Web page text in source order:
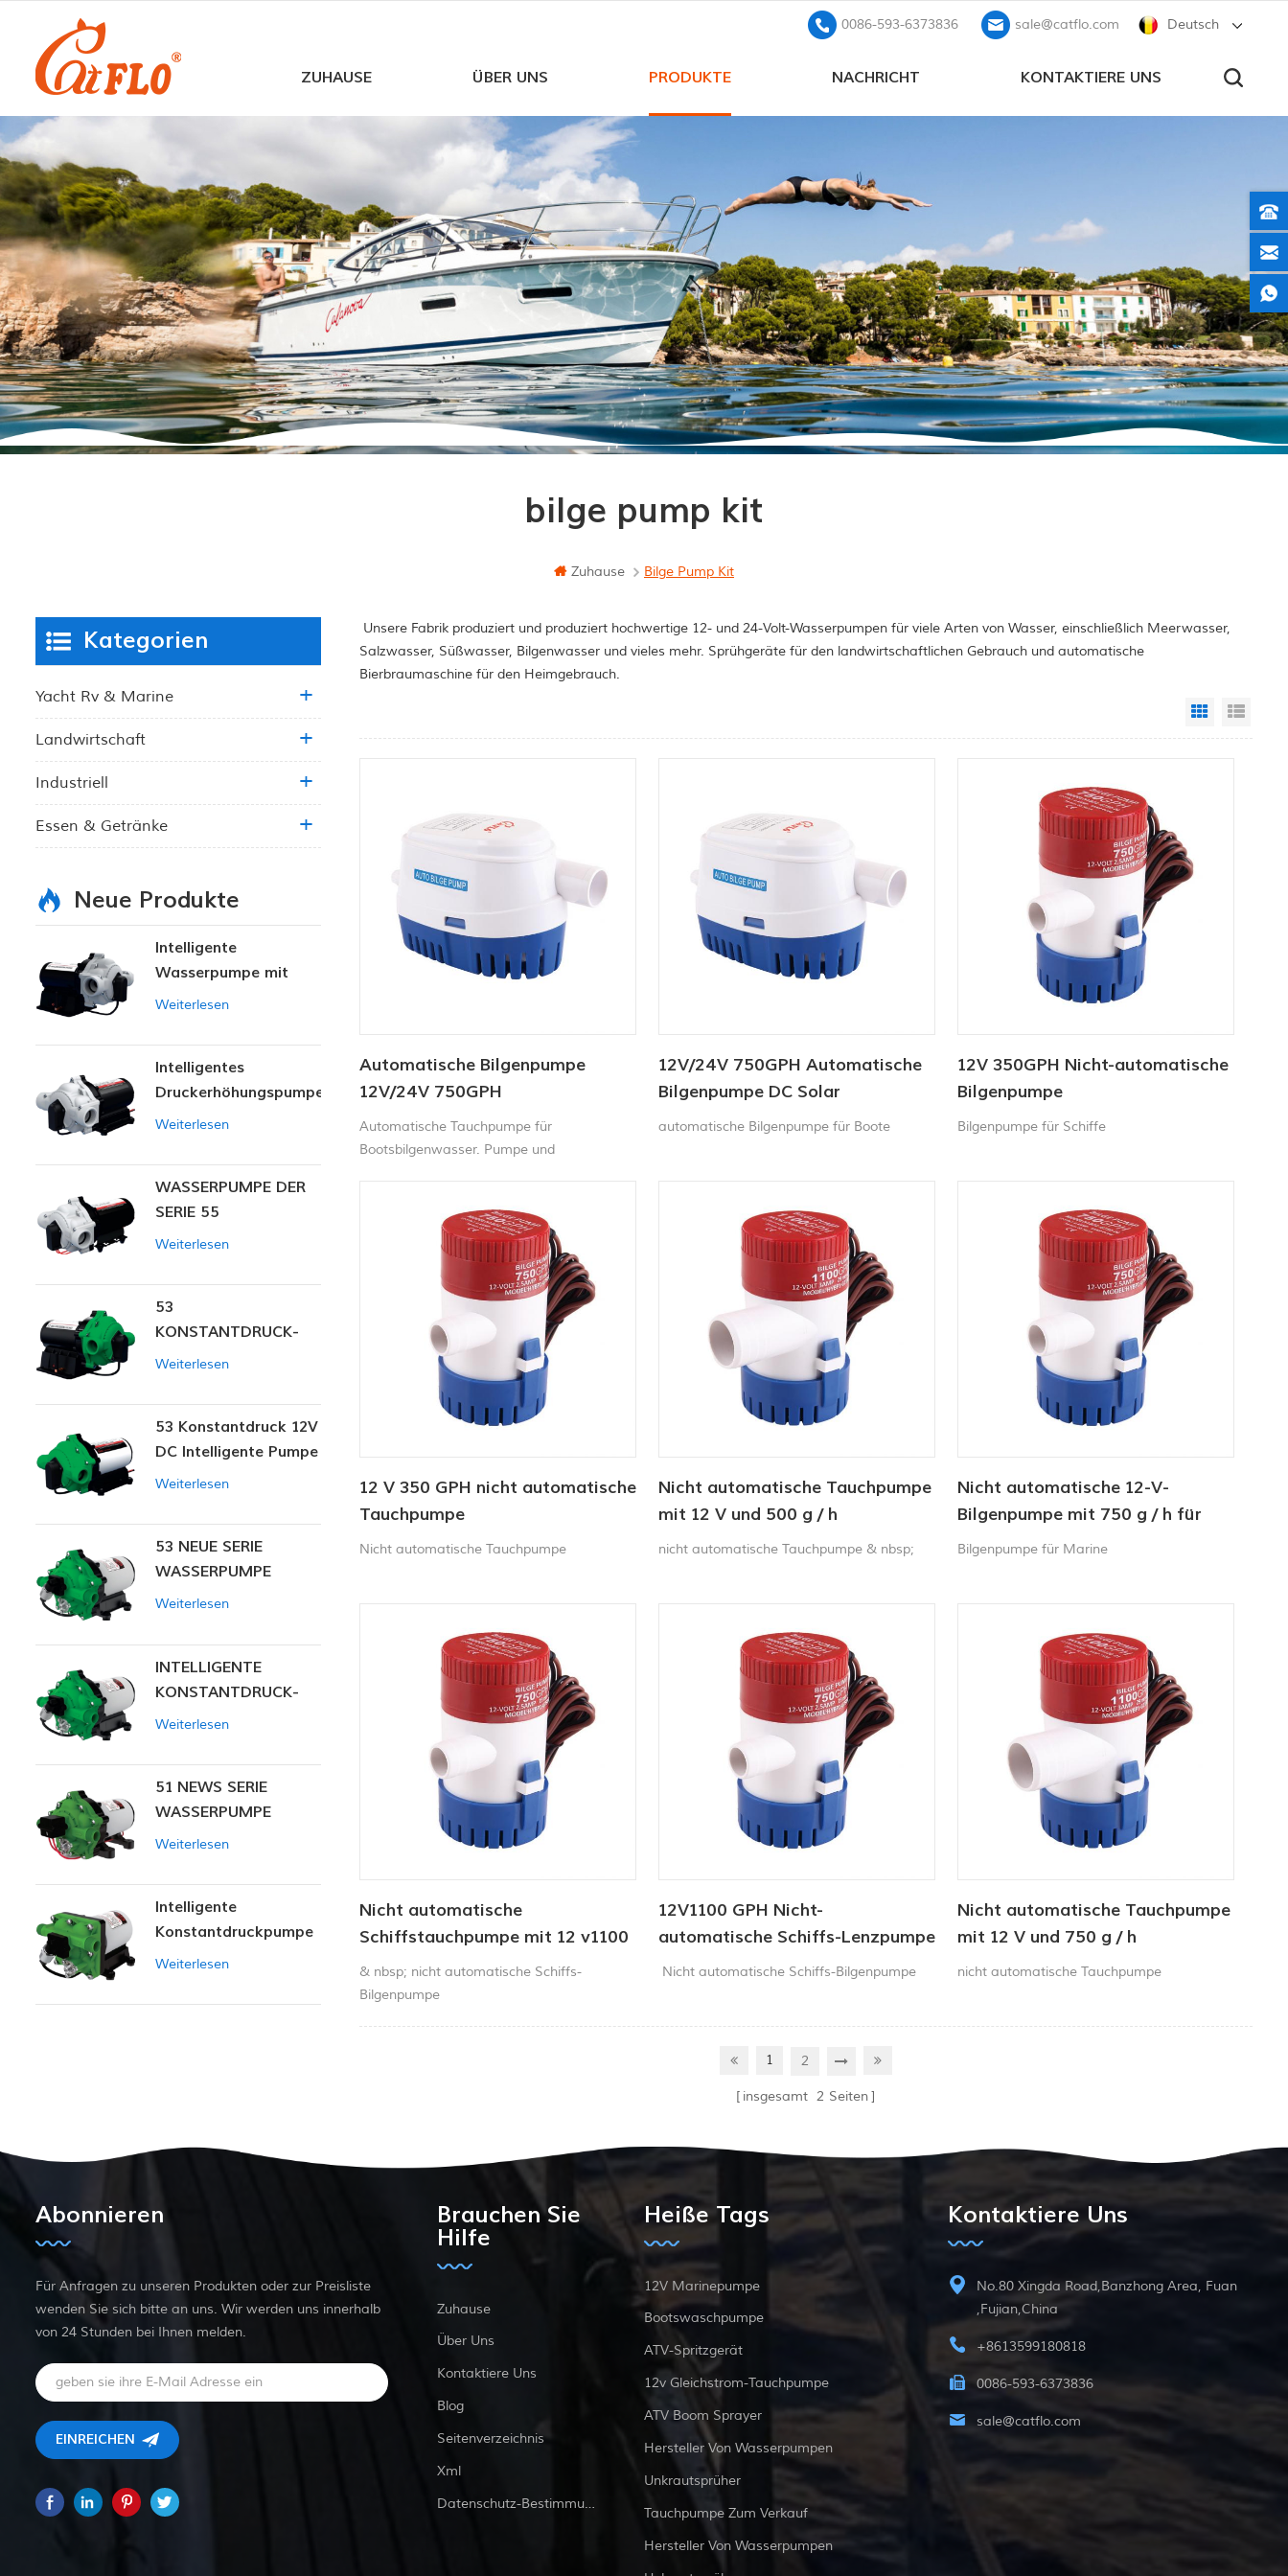
Deutsch
0086-593-6373836 sale@catflo.com
ZUHAUSE ÜBER UNS PRODUKTE NACHRICHT KONTAKTIERE UNS
bilge pump kit
Zuhause Bilge Pump Kit
Unsere Fabrik produziert und produziert hochwertige 12- und 24-Volt-Wasserpumpen für viele Arten von Wasser, einschließlich Meerwasser,
Salzwasser, Süßwasser, Bilgenwasser und vieles mehr. Sprühgeräte für den landwirtschaftlichen Gebrauch und automatische
Bierbraumaschine für den Heimgebrauch.
Grid View
Automatische Bilgenpumpe
12V/24V 750GPH
Automatische Tauchpumpe für
Bootsbilgenwasser. Pumpe und
erforderlich. 12V Bilgenpumpe Schaltet sich
ein, wenn der Wasserstand steigt, und
schaltet sich aus, wenn das Wasser
entfernt wird.
12V/24V 750GPH Automatische
Bilgenpumpe DC Solar
Tauchpumpe
automatische Bilgenpumpe für Boote
12V 350GPH Nicht-automatische
Bilgenpumpe
Bilgenpumpe für Schiffe
12 V 350 GPH nicht automatische
Tauchpumpe
Nicht automatische Tauchpumpe
Nicht automatische Tauchpumpe
mit 12 V und 500 g / h
nicht automatische Tauchpumpe & nbsp;
Nicht automatische 12-V-
Bilgenpumpe mit 750 g / h für
Schiffe
Bilgenpumpe für Marine
Nicht automatische
Schiffstauchpumpe mit 12 v1100
gph
& nbsp; nicht automatische Schiffs-
Bilgenpumpe
12V1100 GPH Nicht-
automatische Schiffs-Lenzpumpe
Nicht automatische Schiffs-Bilgenpumpe
Nicht automatische Tauchpumpe
mit 12 V und 750 g / h
nicht automatische Tauchpumpe
1 2
insgesamt 2 Seiten
Kategorien
Yacht Rv & Marine
Landwirtschaft
Industriell
Essen & Getränke
Neue Produkte
Intelligente
Wasserpumpe mit
variablem Druck
Weiterlesen
Intelligentes
Druckerhöhungspumpen-
Set
Weiterlesen
WASSERPUMPE DER
SERIE 55
Weiterlesen
53
KONSTANTDRUCK-
INTELLIGENTE PUMPE
Weiterlesen
53 Konstantdruck 12V
DC Intelligente Pumpe
Weiterlesen
53 NEUE SERIE
WASSERPUMPE
Weiterlesen
INTELLIGENTE
KONSTANTDRUCK-
MEMBRANPUMPE
Weiterlesen
51 NEWS SERIE
WASSERPUMPE
Weiterlesen
Intelligente
Konstantdruckpumpe
der Serie ZN-42
Weiterlesen
Abonnieren
Für Anfragen zu unseren Produkten oder zur Preisliste
wenden Sie sich bitte an uns. Wir werden uns innerhalb
von 24 Stunden bei Ihnen melden.
Brauchen Sie
Hilfe
Zuhause
Über Uns
Kontaktiere Uns
Blog
Seitenverzeichnis
Xml
Datenschutz-Bestimmungen
Heiße Tags
12V Marinepumpe
Bootswaschpumpe
ATV-Spritzgerät
12v Gleichstrom-Tauchpumpe
ATV Boom Sprayer
Hersteller Von Wasserpumpen
Unkrautsprüher
Tauchpumpe Zum Verkauf
Hersteller Von Wasserpumpen
Kontaktiere Uns
No.80 Xingda Road,Banzhong Area, Fuan
,Fujian,China
+8613599180818
0086-593-6373836
sale@catflo.com